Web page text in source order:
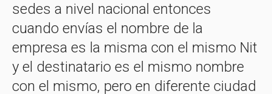
sedes a nivel nacional entonces
cuando envías el nombre de la
empresa es la misma con el mismo Nit
y el destinatario es el mismo nombre
con el mismo, pero en diferente ciudad